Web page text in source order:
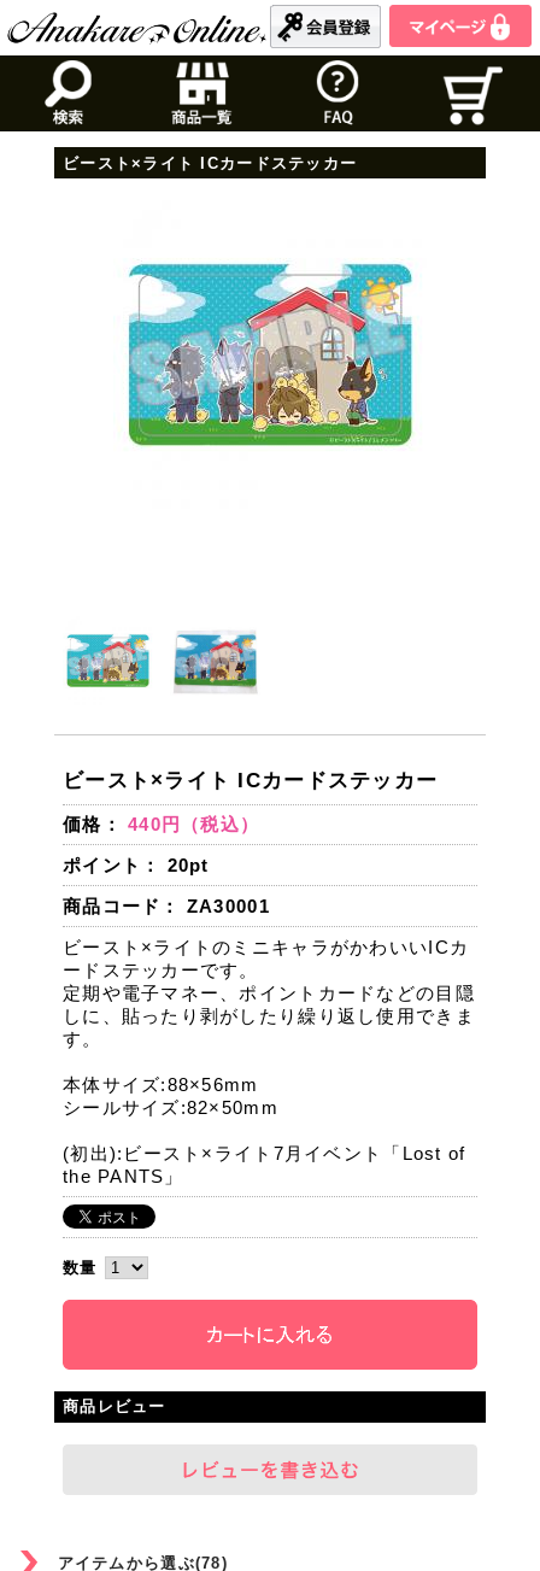
ビースト×ライト ICカードステッカー
ビースト×ライト ICカードステッカー
価格：440円（税込）
ポイント：
20pt
商品コード： ZA30001
ビースト×ライトのミニキャラがかわいいICカ
ードステッカーです。
定期や電子マネー、ポイントカードなどの目隠
しに、貼ったり剥がしたり繰り返し使用できま
す。
本体サイズ:88×56mm
シールサイズ:82×50mm
(初出):ビースト×ライト7月イベント「Lost of
the PANTS」
数量
商品レビュー
アイテムから選ぶ(78)